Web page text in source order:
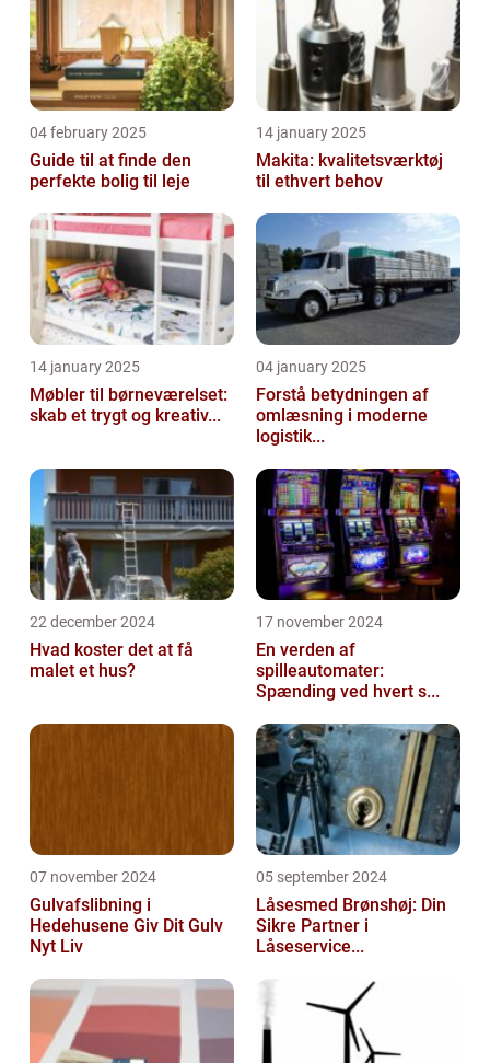
04 february 2025
Guide til at finde den
perfekte bolig til leje
14 january 2025
Makita: kvalitetsværktøj
til ethvert behov
14 january 2025
Møbler til børneværelset:
skab et trygt og kreativ...
04 january 2025
Forstå betydningen af
omlæsning i moderne
logistik...
22 december 2024
Hvad koster det at få
malet et hus?
17 november 2024
En verden af
spilleautomater:
Spænding ved hvert s...
07 november 2024
Gulvafslibning i
Hedehusene Giv Dit Gulv
Nyt Liv
05 september 2024
Låsesmed Brønshøj: Din
Sikre Partner i
Låseservice...